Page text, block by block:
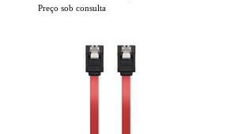
Preço sob consulta